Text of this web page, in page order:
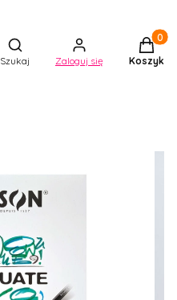
Otwórz wyszukiwarkę
Szukaj Zaloguj się Koszyk